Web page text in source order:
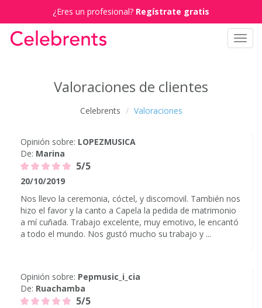
¿Eres un profesional? Regístrate gratis
Valoraciones de clientes
Celebrents Valoraciones
Opinión sobre: LOPEZMUSICA
De: Marina
5/5
20/10/2019
Nos llevo la ceremonia, cóctel, y discomovil. También nos
hizo el favor y la canto a Capela la pedida de matrimonio
a mí cuñada. Trabajo excelente, muy emotivo, le encantó
a todo el mundo. Nos gustó mucho su trabajo y ...
Opinión sobre: Pepmusic_i_cia
De: Ruachamba
5/5